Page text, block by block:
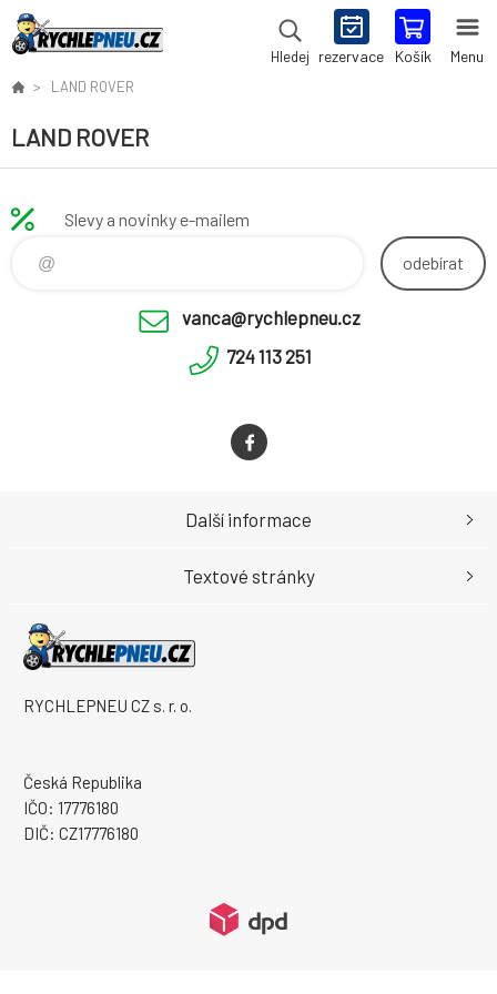
Hledej rezervace Košík Menu
LAND ROVER
LAND ROVER
Slevy a novinky e-mailem
odebírat
vanca@rychlepneu.cz
724 113 251
RYCHLEPNEU CZ s. r. o.
Česká Republika
IČO: 17776180
DIČ: CZ17776180
Další informace
Textové stránky